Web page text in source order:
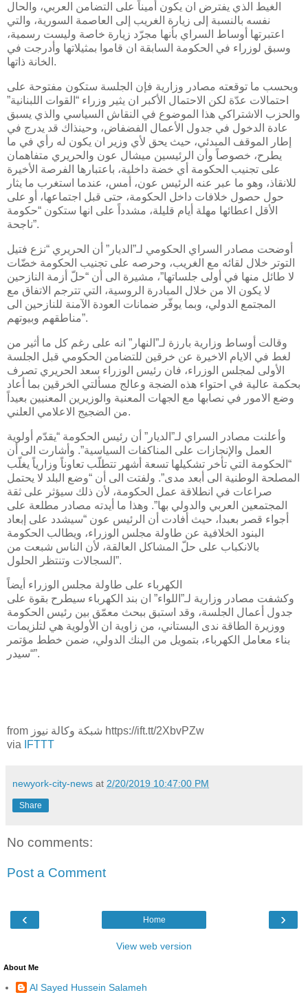
الغيط الذي يفترض ان يكون أميناً على التضامن العربي، والحال
نفسه بالنسبة إلى زيارة الغريب إلى العاصمة السورية، والتي
اعتبرتها أوساط السراي بأنها مجرّد زيارة خاصة وليست رسمية،
وسبق لوزراء في الحكومة السابقة ان قاموا بمثيلاتها وأدرجت في
الخانة ذاتها.
وبحسب ما توقعته مصادر وزارية فإن الجلسة ستكون مفتوحة على
احتمالات عدّة لكن الاحتمال الأكبر ان يثير وزراء “القوات اللبنانية”
والحزب الاشتراكي هذا الموضوع في النقاش السياسي والذي يسبق
عادة الدخول في جدول الأعمال الفضفاض، وحينذاك قد يدرج في
إطار الموقف المبدئي، حيث يحق لأي وزير ان يكون له رأي في ما
يطرح، خصوصاً وأن الرئيسين ميشال عون والحريري متفاهمان
على تجنيب الحكومة أي خضة داخلية، باعتبارها الفرصة الأخيرة
للانقاذ، وهو ما عبر عنه الرئيس عون، أمس، عندما استغرب ما يثار
حول حصول خلافات داخل الحكومة، حتى قبل اجتماعها، أو على
الأقل اعطائها مهلة أيام قليلة، مشدداً على انها ستكون “حكومة
ناجحة”.
أوضحت مصادر السراي الحكومي لـ”الديار” أن الحريري “نزع فتيل
التوتر خلال لقائه مع الغريب، وحرصه على تجنيب الحكومة خضّات
لا طائل منها في أولى جلساتها”، مشيرة الى أن “حلّ أزمة النازحين
لا يكون الا من خلال المبادرة الروسية، التي تترجم الاتفاق مع
المجتمع الدولي، وبما يوفّر ضمانات العودة الآمنة للنازحين الى
مناطقهم وبيوتهم”.
وقالت أوساط وزارية بارزة لـ”النهار” انه على رغم كل ما أثير من
لغط في الايام الاخيرة عن خرقين للتضامن الحكومي قبل الجلسة
الأولى لمجلس الوزراء، فان رئيس الوزراء سعد الحريري تصرف
بحكمة عالية في احتواء هذه الضجة وعالج مسألتي الخرقين بما أعاد
وضع الامور في نصابها مع الجهات المعنية والوزيرين المعنيين بعيداً
من الضجيج الاعلامي العلني.
وأعلنت مصادر السراي لـ”الديار” أن رئيس الحكومة “يقدّم أولوية
العمل والإنجازات على المناكفات السياسية”. وأشارت الى أن
“الحكومة التي تأخر تشكيلها تسعة أشهر تتطلّب تعاوناً وزارياً يغلّب
المصلحة الوطنية الى أبعد مدى”. ولفتت الى أن “وضع البلد لا يحتمل
صراعات في انطلاقة عمل الحكومة، لأن ذلك سيؤثر على ثقة
المجتمعين العربي والدولي بها”. وهذا ما أيدته مصادر مطلعة على
أجواء قصر بعبدا، حيث أفادت أن الرئيس عون “سيشدد على إبعاد
البنود الخلافية عن طاولة مجلس الوزراء، ويطالب الحكومة
بالانكباب على حلّ المشاكل العالقة، لأن الناس شبعت من
السجالات وتنتظر الحلول”.
الكهرباء على طاولة مجلس الوزراء أيضاً
وكشفت مصادر وزارية لـ”اللواء” ان بند الكهرباء سيطرح بقوة على
جدول أعمال الجلسة، وقد استبق ببحث معمّق بين رئيس الحكومة
ووزيرة الطاقة ندى البستاني، من زاوية ان الأولوية هي لتلزيمات
بناء معامل الكهرباء، بتمويل من البنك الدولي، ضمن خطط مؤتمر
“سيدر”.
from شبكة وكالة نيوز https://ift.tt/2XbvPZw
via
IFTTT
newyork-city-news at 2/20/2019 10:47:00 PM
Share
No comments:
Post a Comment
‹ ›
Home
View web version
About Me
Al Sayed Hussein Salameh